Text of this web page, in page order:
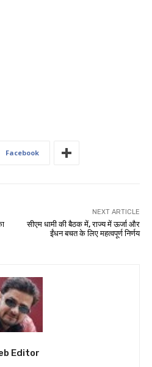
Facebook
NEXT ARTICLE
सीएम धामी की बैठक में, राज्य में ऊर्जा और
ईंधन बचत के लिए महत्वपूर्ण निर्णय
Editor